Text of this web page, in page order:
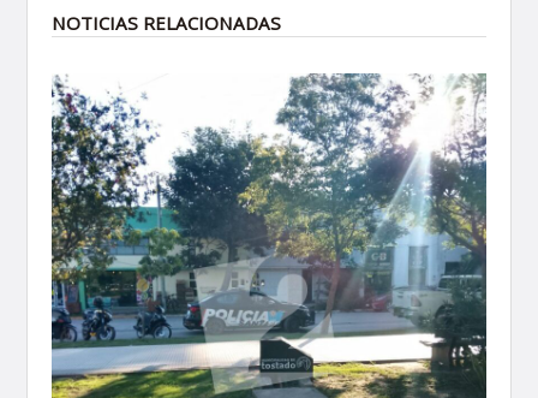
NOTICIAS RELACIONADAS